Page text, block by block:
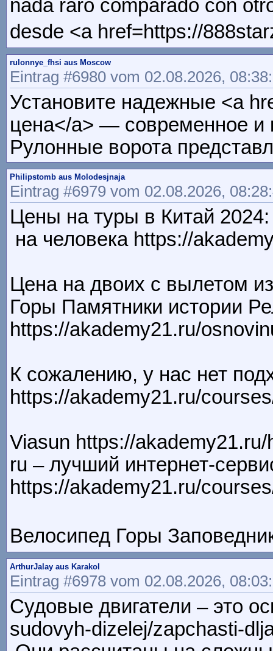
nada raro comparado con
desde <a href=https://
rulonnye_fhsi aus Moscow
Eintrag #6980 vom 02.08.2026,
Установите надежные <a
цена</a> — современное и
Рулонные ворота
Philipstomb aus Molodesjnaja
Eintrag #6979 vom 02.08.2026,
Цены на туры в Китай
на человека https://
Цена на двоих с вылетом
Горы Памятники истории
https://akademy21.ru/
К сожалению, у нас нет
https://akademy21.ru/
Viasun https://
ru – лучший интернет-
https://akademy21.ru/
Велосипед Горы
ArthurJalay aus Karakol
Eintrag #6978 vom 02.08.2026,
Судовые двигатели – это
sudovyh-dizelej/zapchasti-